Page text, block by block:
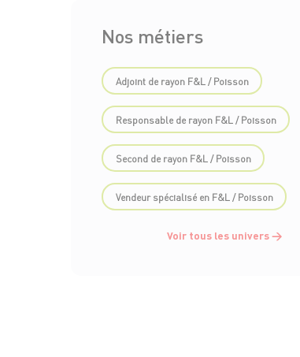
Nos métiers
Adjoint de rayon F&L / Poisson
Responsable de rayon F&L / Poisson
Second de rayon F&L / Poisson
Vendeur spécialisé en F&L / Poisson
Voir tous les univers→